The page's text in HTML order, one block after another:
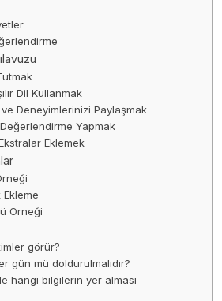
Dil Kullanmak
ve Deneyimlerinizi Paylaşmak
Yapmak
Eklemek
Örneği
görür?
gün mü doldurulmalıdır?
hangi bilgilerin yer alması